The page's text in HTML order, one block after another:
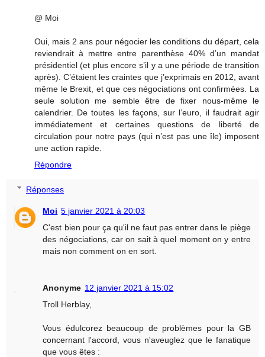
@ Moi
Oui, mais 2 ans pour négocier les conditions du départ, cela
reviendrait à mettre entre parenthèse 40% d’un mandat
présidentiel (et plus encore s’il y a une période de transition
après). C’étaient les craintes que j’exprimais en 2012, avant
même le Brexit, et que ces négociations ont confirmées. La
seule solution me semble être de fixer nous-même le
calendrier. De toutes les façons, sur l’euro, il faudrait agir
immédiatement et certaines questions de liberté de
circulation pour notre pays (qui n’est pas une île) imposent
une action rapide.
Répondre
Réponses
Moi 5 janvier 2021 à 20:03
C'est bien pour ça qu'il ne faut pas entrer dans le piège
des négociations, car on sait à quel moment on y entre
mais non comment on en sort.
Anonyme 12 janvier 2021 à 15:02
Troll Herblay,
Vous édulcorez beaucoup de problèmes pour la GB
concernant l'accord, vous n'aveuglez que le fanatique
que vous êtes :